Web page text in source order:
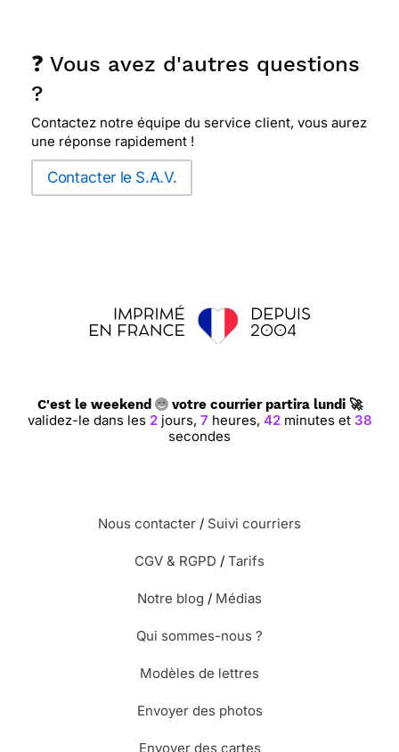
❓ Vous avez d'autres questions
?
Contactez notre équipe du service client, vous aurez
une réponse rapidement !
Contacter le S.A.V.
C'est le weekend votre courrier partira lundi 🚀
validez-le dans les 2jours, 7 heures, 42minutes et 38
secondes
Nous contacter / Suivi courriers
CGV & RGPD / Tarifs
Notre blog / Médias
Qui sommes-nous ?
Modèles de lettres
Envoyer des photos
Envoyer des cartes